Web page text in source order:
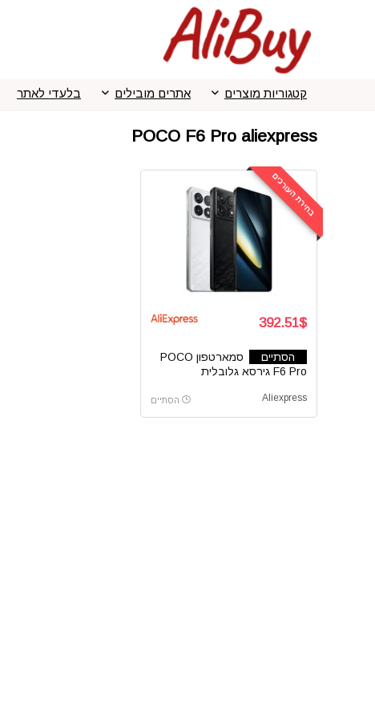
קטגוריות מוצרים אתרים מובילים בלעדי לאתר
POCO F6 Pro aliexpress
בחירת העורכים
392.51$
הסתיים
סמארטפון POCO
F6 Pro גירסא גלובלית
Aliexpress הסתיים